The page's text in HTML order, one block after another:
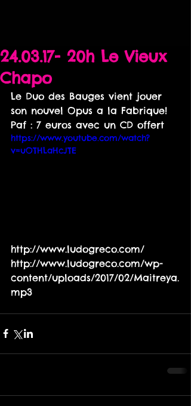
24.03.17- 20h Le Vieux
Chapo
Le Duo des Bauges vient jouer
son nouvel Opus a la Fabrique!
Paf : 7 euros avec un CD offert
https://www.youtube.com/watch?
v=uOTHLaHcJTE
http://www.ludogreco.com/
http://www.ludogreco.com/wp-
content/uploads/2017/02/Maitreya.
mp3